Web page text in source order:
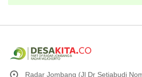
Radar Jombang (Jl Dr Setiabudi